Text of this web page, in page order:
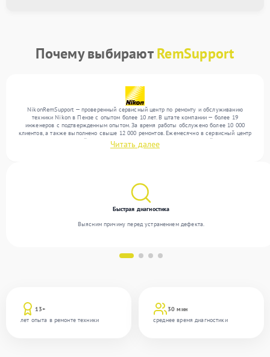
Почему выбираютRemSupport
NikonRemSupport — проверенный сервисный центр по ремонту и обслуживанию
техники Nikon в Пензе с опытом более 10 лет. В штате компании — более 19
инженеров с подтвержденным опытом. За время работы обслужено более 10 000
клиентов, а также выполнено свыше 12 000 ремонтов. Ежемесячно в сервисный центр
поступает от 300 устройств, включая , , . Мы устраняем поломки любой сложности и
гарантируем высокое качество обслуживания благодаря отлаженным процессам
Читать далее
13+
лет опыта в ремонте техники
30 мин
среднее время диагностики
Быстрая диагностика
Выясним причину перед устранением дефекта.